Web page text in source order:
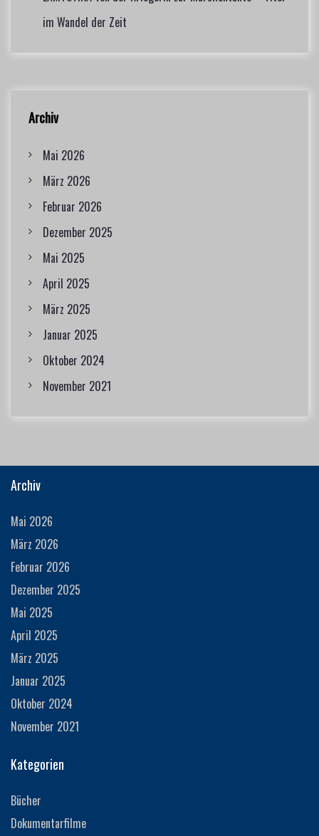
im Wandel der Zeit
Archiv
Mai 2026
März 2026
Februar 2026
Dezember 2025
Mai 2025
April 2025
März 2025
Januar 2025
Oktober 2024
November 2021
Archiv
Mai 2026
März 2026
Februar 2026
Dezember 2025
Mai 2025
April 2025
März 2025
Januar 2025
Oktober 2024
November 2021
Kategorien
Bücher
Dokumentarfilme